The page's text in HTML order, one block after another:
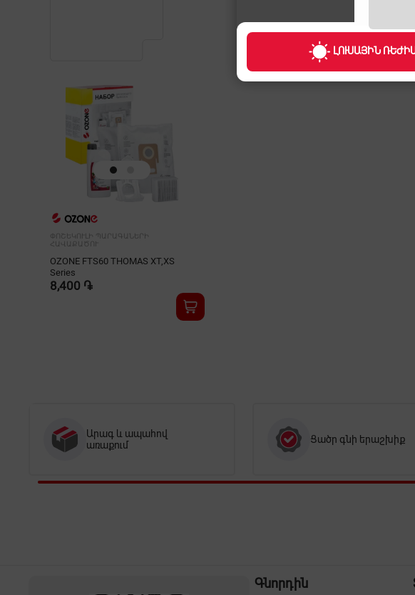
ԼՈՒՍԱՅԻՆ
ՓՈՇԵԿՈՒԼԻ ՊԱՐԱԳԱՆԵՐԻ
ՀԱՎԱՔԱԾՈՒ
OZONE FTS60 THOMAS XT,XS
Series
8,400 ֏
Արագ և ապահով
առաքում
Ցածր գնի երաշխիք
Գնորդին